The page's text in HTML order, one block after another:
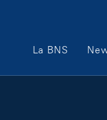
Main Navigation
La BNS